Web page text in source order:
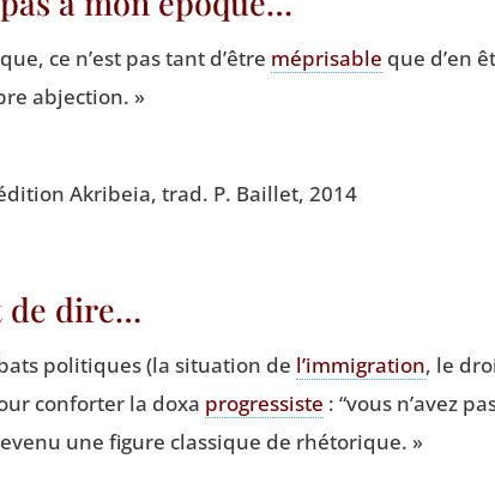
ce n’est pas tant d’être mépri­sable que d’en
abjection. »
Akri­beia, trad. P. Baillet, 2014
de dire…
poli­tiques (la situa­tion de l’immigration, le
confor­ter la doxa pro­gres­siste :“vous n’avez
une figure clas­sique de rhétorique. »